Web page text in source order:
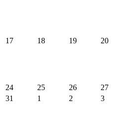
17 18 19 20
24 25 26 27
31
1 2 3